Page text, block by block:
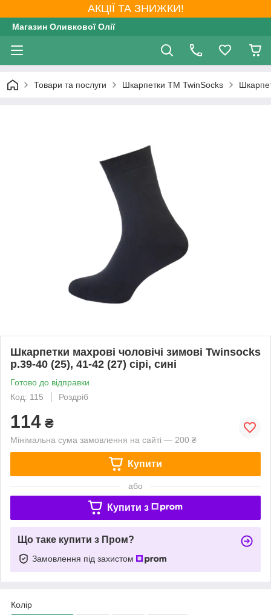
АКЦІЇ ТА ЗНИЖКИ!
Магазин Оливкової Олії
Товари та послуги Шкарпетки ТМ TwinSocks
Шкарпетки махрові чоловічі зимові Twinsocks
р.39-40 (25), 41-42 (27) сірі, сині
Готово до відправки
Код: 115
Роздріб
114 ₴
Мінімальна сума замовлення на сайті — 200 ₴
Купити
або
Купити з
Що таке купити з Пром?
Замовлення під захистом
Колір